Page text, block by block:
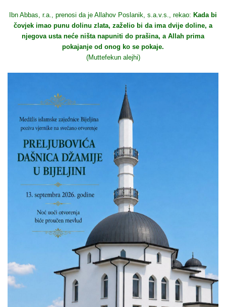
Ibn Abbas, r.a., prenosi da je Allahov Poslanik, s.a.v.s., rekao: Kada bi
čovjek imao punu dolinu zlata, zaželio bi da ima dvije doline, a
njegova usta neće ništa napuniti do prašina, a Allah prima
pokajanje od onog ko se pokaje.
(Muttefekun alejhi)